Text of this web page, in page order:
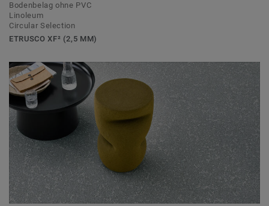
Bodenbelag ohne PVC
Linoleum
Circular Selection
ETRUSCO XF² (2,5 MM)